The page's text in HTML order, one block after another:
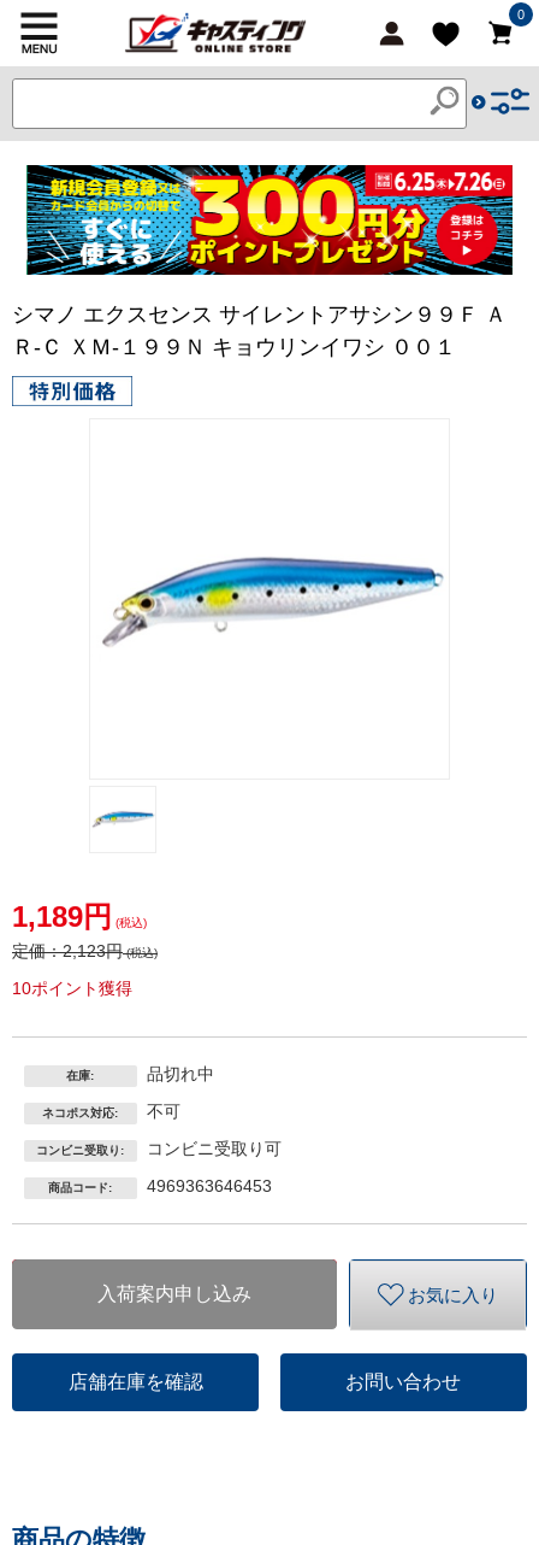
0
シマノ エクスセンス サイレントアサシン９９Ｆ Ａ
Ｒ-Ｃ ＸＭ-１９９Ｎ キョウリンイワシ ００１
1,189円 (税込)
定価：2,123円(税込)
10ポイント獲得
在庫: 品切れ中
ネコポス対応: 不可
コンビニ受取り: コンビニ受取り可
商品コード: 4969363646453
入荷案内申し込み お気に入り
店舗在庫を確認 お問い合わせ